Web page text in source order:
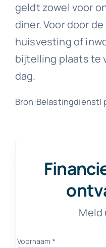
geldt zowel voor
diner. Voor door
huisvesting of
bijtelling plaats te
dag.
Bron:Belastingdienst|
Meld